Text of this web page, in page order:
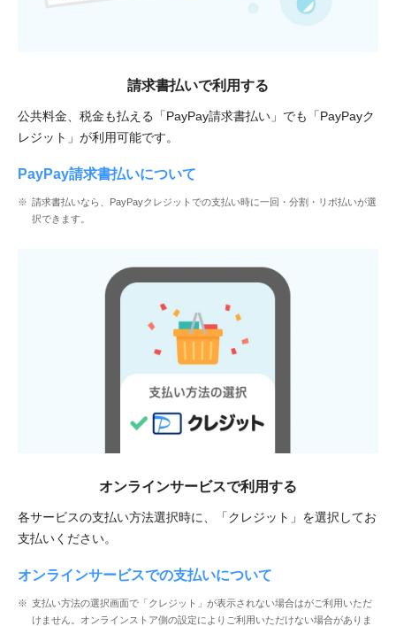
請求書払いで利用する
公共料金、税金も払える「PayPay請求書払い」でも「PayPayク
レジット」が利用可能です。
PayPay請求書払いについて
請求書払いなら、PayPayクレジットでの支払い時に一回・分割・リボ払いが選
択できます。
オンラインサービスで利用する
各サービスの支払い方法選択時に、「クレジット」を選択してお
支払いください。
オンラインサービスでの支払いについて
支払い方法の選択画面で「クレジット」が表示されない場合はがご利用いただ
けません。オンラインストア側の設定によりご利用いただけない場合がありま